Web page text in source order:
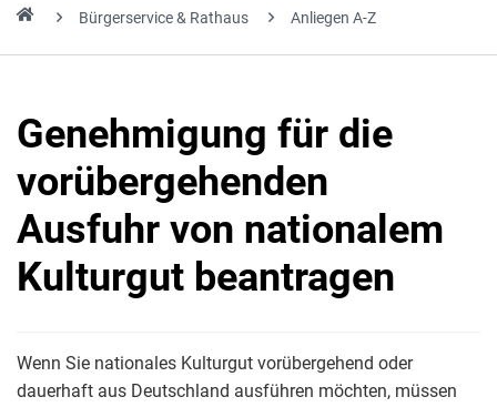
Bürgerservice & Rathaus Anliegen A-Z
Genehmigung für die
vorübergehenden
Ausfuhr von nationalem
Kulturgut beantragen
Wenn Sie nationales Kulturgut vorübergehend oder
dauerhaft aus Deutschland ausführen möchten, müssen